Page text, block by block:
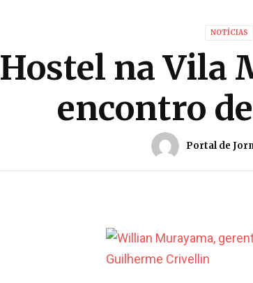
NOTÍCIAS
Hostel na Vila
encontro
Portal de